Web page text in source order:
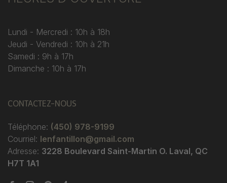
Lundi - Mercredi : 10h à 18h
Jeudi - Vendredi : 10h à 21h
Samedi : 9h à 17h
Dimanche : 10h à 17h
CONTACTEZ-NOUS
Téléphone: (450) 978-9199
Courriel: lenfantillon@gmail.com
Adresse: 3228 Boulevard Saint-Martin O. Laval, QC
H7T 1A1